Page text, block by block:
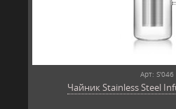
Арт: S'046
Чайник Stainless Steel